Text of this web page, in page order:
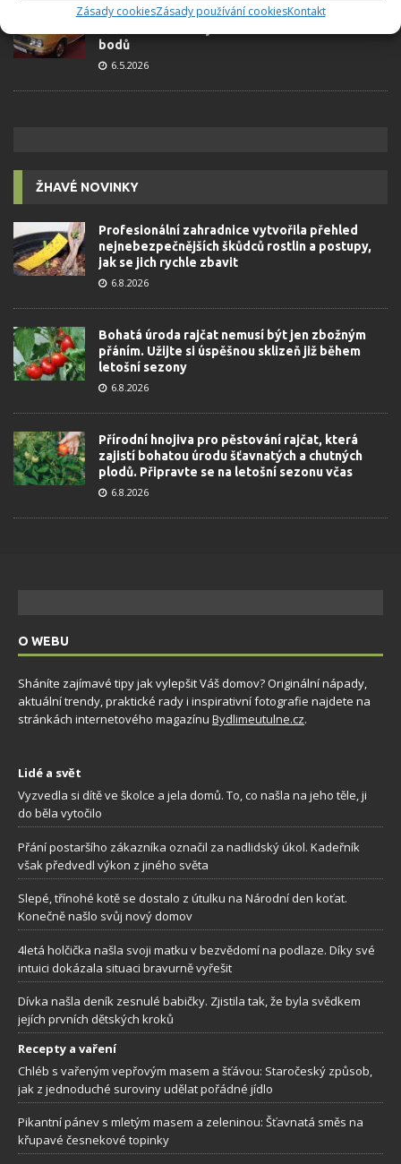
Zásady cookiesZásady používání cookiesKontakt
Retro kvíz o oblíbených autech v dobách
bodů
6.5.2026
ŽHAVÉ NOVINKY
Profesionální zahradnice vytvořila přehled
nejnebezpečnějších škůdců rostlin a postupy,
jak se jich rychle zbavit
6.8.2026
Bohatá úroda rajčat nemusí být jen zbožným
přáním. Užijte si úspěšnou sklizeň již během
letošní sezony
6.8.2026
Přírodní hnojiva pro pěstování rajčat, která
zajistí bohatou úrodu šťavnatých a chutných
plodů. Připravte se na letošní sezonu včas
6.8.2026
O WEBU
Sháníte zajímavé tipy jak vylepšit Váš domov? Originální nápady,
aktuální trendy, praktické rady i inspirativní fotografie najdete na
stránkách internetového magazínu Bydlimeutulne.cz.
Lidé a svět
Vyzvedla si dítě ve školce a jela domů. To, co našla na jeho těle, ji
do běla vytočilo
Přání postaršího zákazníka označil za nadlidský úkol. Kadeřník
však předvedl výkon z jiného světa
Slepé, třínohé kotě se dostalo z útulku na Národní den koťat.
Konečně našlo svůj nový domov
4letá holčička našla svoji matku v bezvědomí na podlaze. Díky své
intuici dokázala situaci bravurně vyřešit
Dívka našla deník zesnulé babičky. Zjistila tak, že byla svědkem
jejích prvních dětských kroků
Recepty a vaření
Chléb s vařeným vepřovým masem a šťávou: Staročeský způsob,
jak z jednoduché suroviny udělat pořádné jídlo
Pikantní pánev s mletým masem a zeleninou: Šťavnatá směs na
křupavé česnekové topinky